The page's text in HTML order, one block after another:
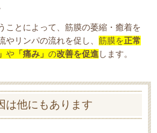
ことによって、 筋膜の萎縮・癒着を
リンパの流れを促し、 筋膜を正常
や 「痛み」 の改善を促進します。
は他にもあります